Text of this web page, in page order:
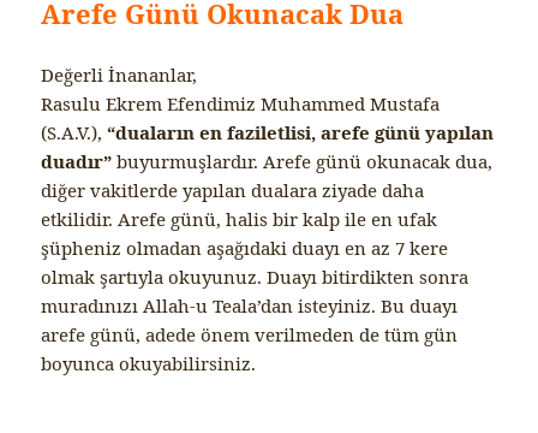
Arefe Günü Okunacak Dua
Değerli İnananlar,
Rasulu Ekrem Efendimiz Muhammed Mustafa
(S.A.V.),“duaların en faziletlisi, arefe günü yapılan
duadır” buyurmuşlardır. Arefe günü okunacak dua,
diğer vakitlerde yapılan dualara ziyade daha
etkilidir. Arefe günü, halis bir kalp ile en ufak
şüpheniz olmadan aşağıdaki duayı en az 7 kere
olmak şartıyla okuyunuz. Duayı bitirdikten sonra
muradınızı Allah-u Teala’dan isteyiniz. Bu duayı
arefe günü, adede önem verilmeden de tüm gün
boyunca okuyabilirsiniz.